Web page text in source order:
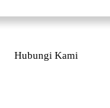
Hubungi Kami